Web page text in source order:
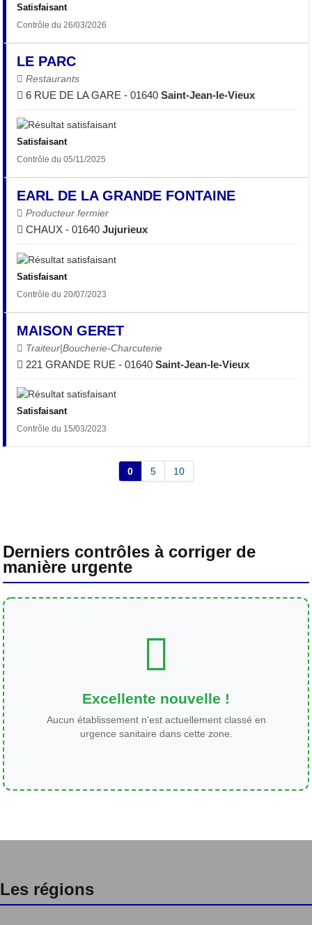
Satisfaisant
Contrôle du 26/03/2026
LE PARC
Restaurants
6 RUE DE LA GARE - 01640Saint-Jean-le-Vieux
Satisfaisant
Contrôle du 05/11/2025
EARL DE LA GRANDE FONTAINE
Producteur fermier
CHAUX - 01640Jujurieux
Satisfaisant
Contrôle du 20/07/2023
MAISON GERET
Traiteur|Boucherie-Charcuterie
221 GRANDE RUE - 01640Saint-Jean-le-Vieux
Satisfaisant
Contrôle du 15/03/2023
0 5 10
Derniers contrôles à corriger de
manière urgente
Excellente nouvelle !
Aucun établissement n'est actuellement classé en
urgence sanitaire dans cette zone.
Les régions